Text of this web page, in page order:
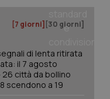
[7 giorni] [30 giorni]
di lenta ritirata
il 7 agosto
città da bollino
scendono a 19